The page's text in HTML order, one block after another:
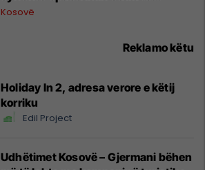
Kosovës dhe destabilizimin e
Kosovë
Reklamo këtu
Holiday In 2, adresa verore e këtij
korriku
Edil Project
Udhëtimet Kosovë – Gjermani bëhen